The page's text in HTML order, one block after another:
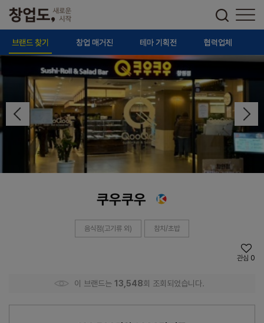
브랜드 찾기 창업 매거진 테마 기획전 협력업체
쿠우쿠우
음식점(고기류 외) 참치/초밥
관심 0
이 브랜드는 13,548회 조회되었습니다.